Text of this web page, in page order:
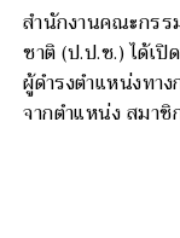
สำนักงานคณะกรร
ชาติ (ป.ป.ช.) ได้เ
ผู้ดำรงตำแหน่งทา
จากตำแหน่ง สมา